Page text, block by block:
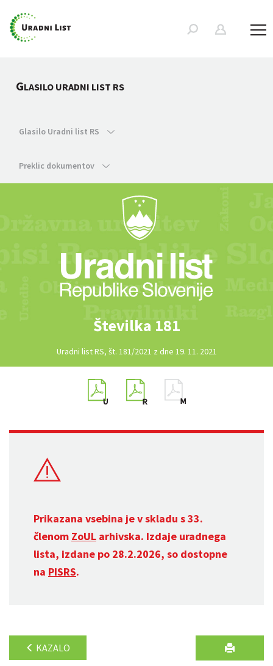
GLASILO URADNI LIST RS
Glasilo Uradni list RS
Preklic dokumentov
Številka 181
Uradni list RS, št. 181/2021 z dne 19. 11. 2021
Prikazana vsebina je v skladu s 33.
členom ZoUL arhivska. Izdaje uradnega
lista, izdane po 28.2.2026, so dostopne
na PISRS.
KAZALO